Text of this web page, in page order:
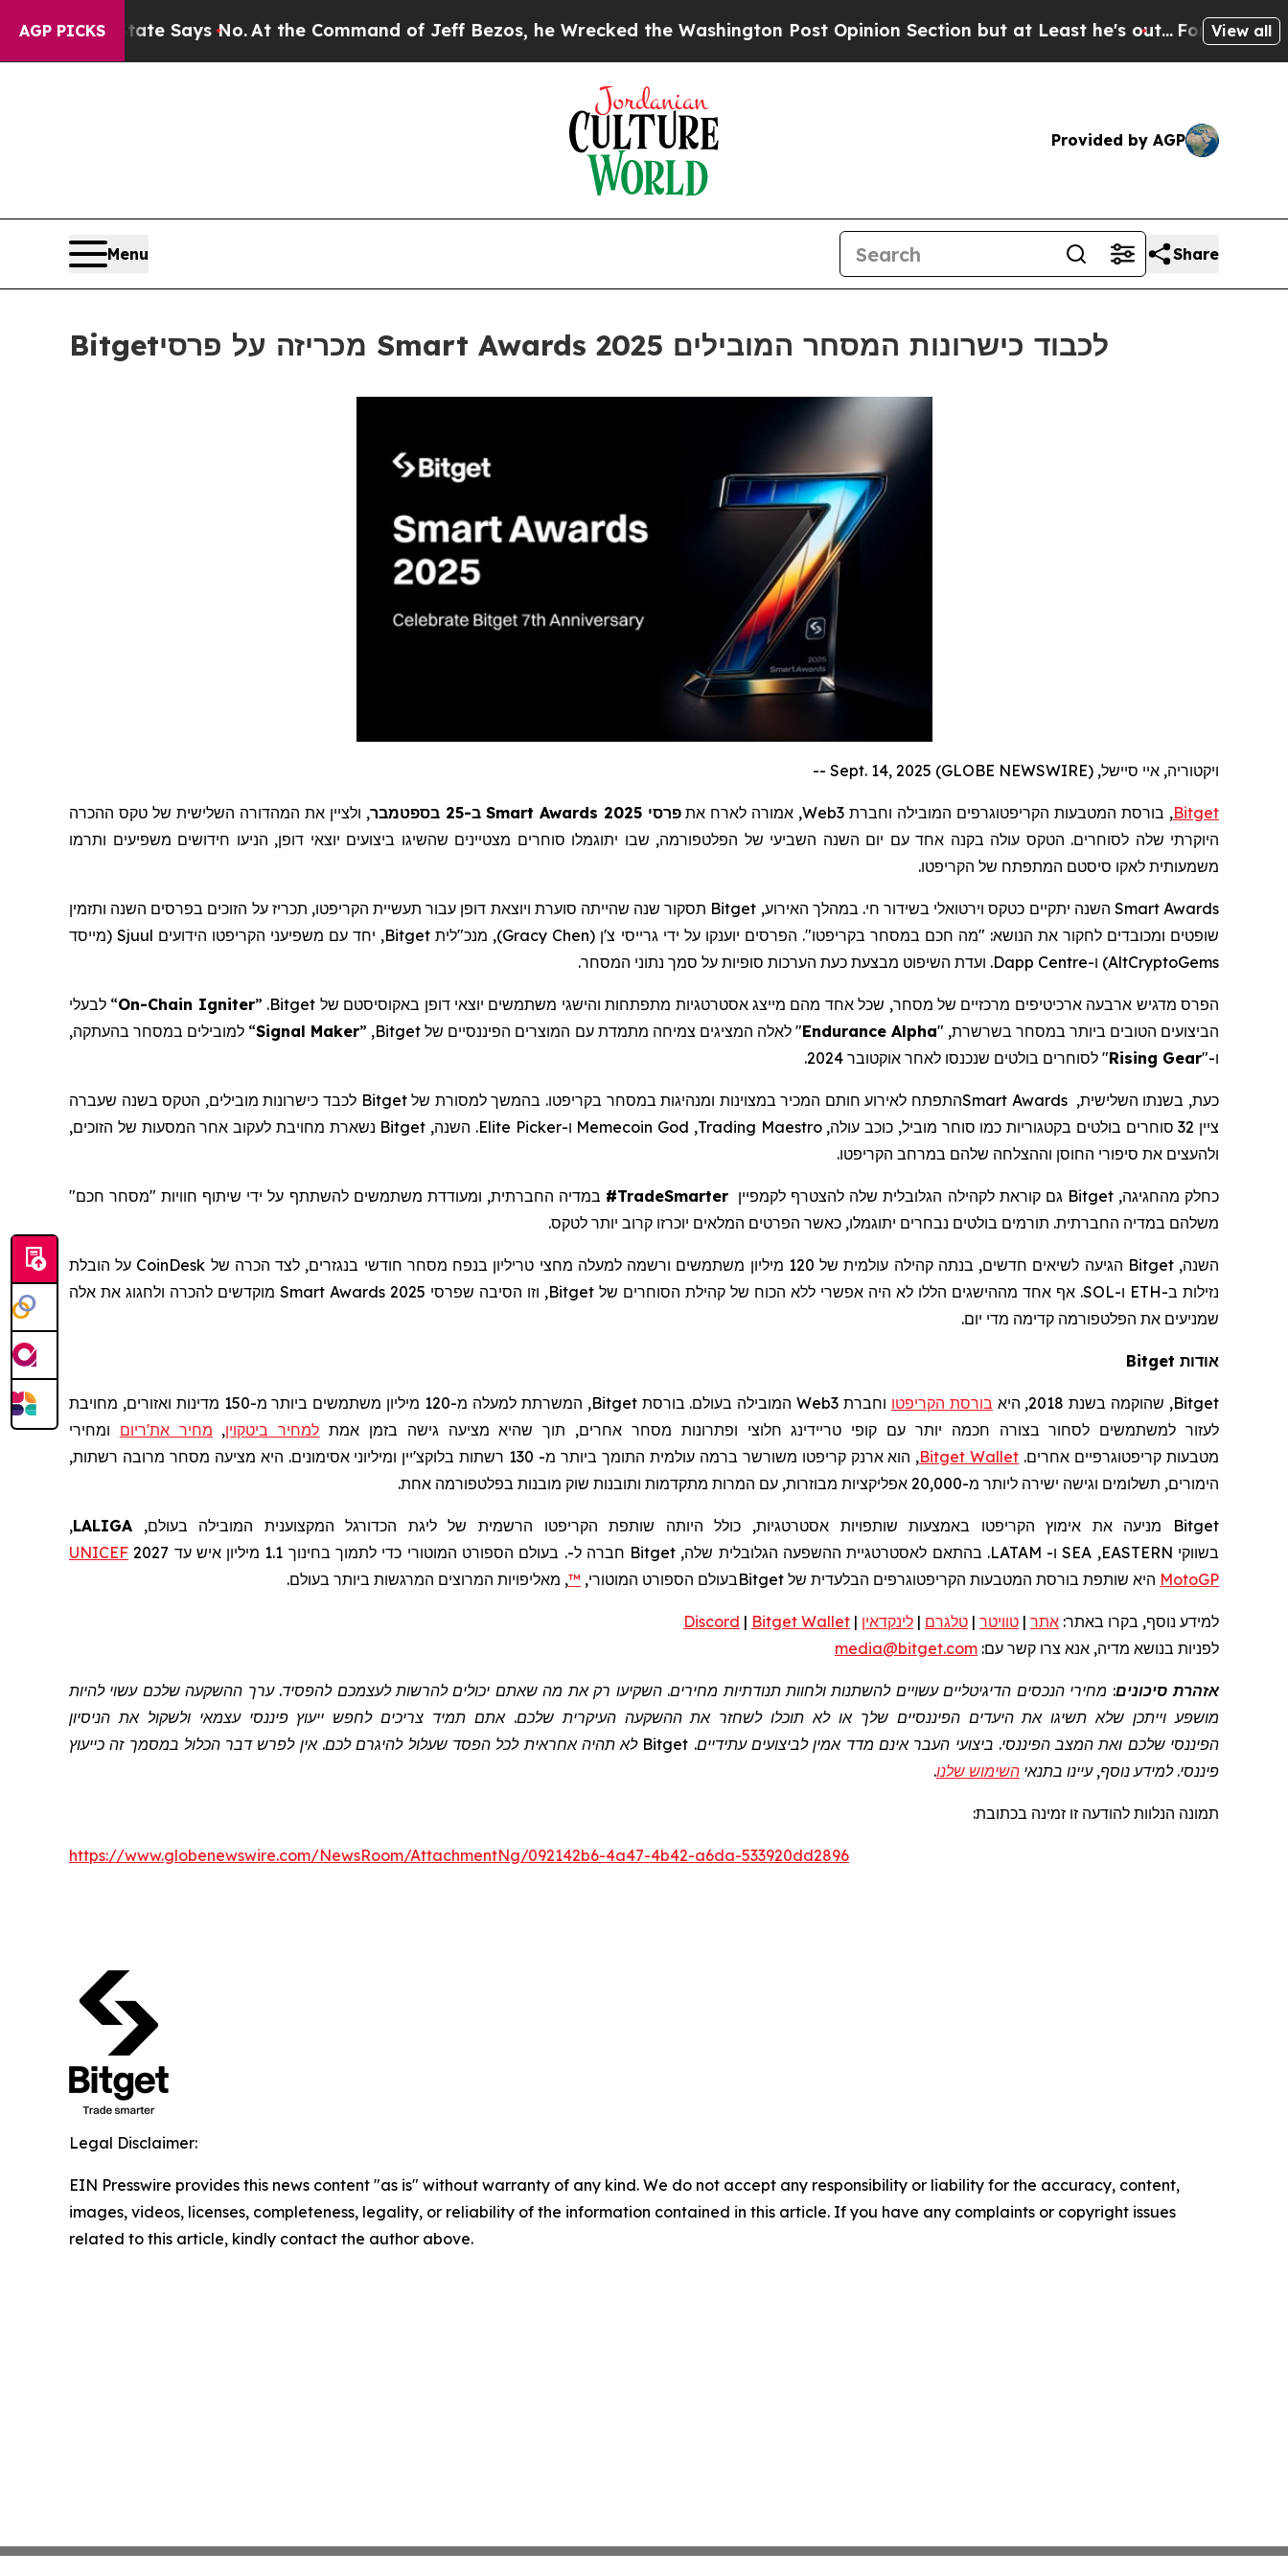
AGP PICKS
State Says No. At the Command of Jeff Bezos, he Wrecked the Washington Post Opinion Section but at Least he's out... For a Grand View all
Provided by AGP
Menu Share
Bitgetמכריזה על פרסי Smart Awards 2025 לכבוד כישרונות המסחר המובילים
ויקטוריה, איי סיישל, Sept. 14, 2025 (GLOBE NEWSWIRE) --
Bitget, בורסת המטבעות הקריפטוגרפים המובילה וחברת Web3
, אמורה לארח אתפרסי Smart Awards 2025 ב-25 בספטמבר
, ולציין את המהדורה השלישית של טקס ההכרה
היוקרתי שלה לסוחרים. הטקס עולה בקנה אחד עם יום השנה השביעי של הפלטפורמה, שבו יתוגמלו סוחרים מצטיינים שהשיגו ביצועים יוצאי דופן, הניעו חידושים משפיעים ותרמו
משמעותית לאקו סיסטם המתפתח של הקריפטו.
Smart Awards השנה יתקיים
כטקס וירטואלי בשידור חי. במהלך האירוע, Bitget תסקור שנה שהייתה סוערת ויוצאת דופן עבור תעשיית הקריפטו, תכריז על הזוכים בפרסים השנה ותזמין
שופטים ומכובדים לחקור את הנושא: "מה חכם במסחר בקריפטו". הפרסים יוענקו על ידי גרייסי צ'ן (
Gracy Chen
)
, מנכ"לית Bitget, יחד עם משפיעני הקריפטו הידועים Sjuul (מייסד
AltCryptoGems) ו-Dapp Centre. ועדת השיפוט מבצעת כעת הערכות סופיות על סמך נתוני המסחר.
הפרס מדגיש ארבעה ארכיטיפים מרכזיים של מסחר, שכל אחד מהם מייצג אסטרטגיות מתפתחות והישגי משתמשים יוצאי דופן באקוסיסטם של Bitget
.
“On-Chain Igniter”
לבעלי
הביצועים הטובים ביותר במסחר בשרשרת, "Endurance Alpha" לאלה המציגים צמיחה מתמדת עם המוצרים הפיננסיים של Bitget
,
“Signal Maker”
למובילים במסחר בהעתקה,
ו-"Rising Gear" לסוחרים בולטים שנכנסו לאחר אוקטובר 2024.
כעת, בשנתו השלישית, Smart Awardsהתפתח לאירוע חותם המכיר במצוינות ומנהיגות במסחר בקריפטו. בהמשך למסורת של Bitget לכבד כישרונות מובילים, הטקס בשנה שעברה
ציין
סוחר מוביל, כוכב עולה,Trading Maestro
,
Memecoin God
ו-Elite Picker. השנה, Bitget נשארת מחויבת לעקוב אחר המסעות של הזוכים,
ולהעצים את סיפורי החוסן וההצלחה שלהם במרחב הקריפטו.
כחלק מהחגיגה, Bitget גם קוראת לקהילה הגלובלית שלה להצטרף לקמפיין #TradeSmarter במדיה החברתית, ומעודדת משתמשים להשתתף על ידי שיתוף חוויות "מסחר חכם"
משלהם במדיה החברתית. תורמים בולטים נבחרים יתוגמלו, כאשר הפרטים המלאים יוכרזו קרוב יותר לטקס.
השנה, Bitget הגיעה לשיאים חדשים, בנתה
קהילה עולמית של 120 מיליון משתמשים ורשמה למעלה מחצי טריליון בנפח מסחר חודשי בנגזרים, לצד הכרה של CoinDesk על הובלת
נזילות ב-ETH ו-
SOL. אף אחד מההישגים הללו לא היה אפשרי ללא הכוח של קהילת הסוחרים של Bitget, וזו הסיבה שפרסי Smart Awards 2025 מוקדשים להכרה ולחגוג את אלה
שמניעים את הפלטפורמה קדימה מדי יום.
אודות Bitget
Bitget, שהוקמה בשנת 2018, היא בורסת הקריפטו וחברת Web3 המובילה בעולם. בורסתBitget
, המשרתת למעלה מ-120 מיליון משתמשים ביותר מ-150 מדינות ואזורים, מחויבת
לעזור למשתמשים לסחור בצורה חכמה יותר עם קופי טריידינג חלוצי ופתרונות מסחר אחרים, תוך שהיא מציעה גישה בזמן אמת למחיר ביטקוין, מחיר את'ריום ומחירי
מטבעות קריפטוגרפיים אחרים.
Bitget Wallet
, הוא ארנק קריפטו משורשר ברמה עולמית התומך ביותר מ- 130 רשתות בלוקצ'יין ומיליוני אסימונים. היא מציעה מסחר מרובה רשתות,
הימורים, תשלומים וגישה ישירה ליותר מ-20,000 אפליקציות מבוזרות, עם המרות מתקדמות ותובנות שוק מובנות בפלטפורמה אחת.
Bitget מניעה את אימוץ הקריפטו באמצעות שותפויות אסטרטגיות, כולל היותה שותפת הקריפטו הרשמית של ליגת הכדורגל המקצוענית המובילה בעולם, LALIGA
,
בשווקי EASTERN
,
SEAו- LATAM. בהתאם לאסטרטגיית ההשפעה הגלובלית שלה, Bitget חברה ל- UNICEF כדי לתמוך בחינוך 1.1 מיליון איש עד 2027 . בעולם הספורט המוטורי
בעולם הספורט המוטורי,Bitget היא שותפת בורסת המטבעות הקריפטוגרפים הבלעדית של MotoGP™ , מאליפויות המרוצים המרגשות ביותר בעולם.
למידע נוסף, בקרו באתר: אתר | טוויטר | טלגרם | לינקדאין |
Discord | Bitget Wallet
לפניות בנושא מדיה, אנא צרו קשר עם: media@bitget.com
אזהרת סיכונים: מחירי הנכסים הדיגיטליים עשויים להשתנות ולחוות תנודתיות מחירים. השקיעו רק את מה שאתם יכולים להרשות לעצמכם להפסיד. ערך ההשקעה שלכם עשוי להיות
מושפע וייתכן שלא תשיגו את היעדים הפיננסיים שלך או לא תוכלו לשחזר את ההשקעה העיקרית שלכם. אתם תמיד צריכים לחפש ייעוץ פיננסי עצמאי ולשקול את הניסיון
הפיננסי שלכם ואת המצב הפיננסי. ביצועי העבר אינם מדד אמין לביצועים עתידיים. Bitget לא תהיה אחראית לכל הפסד שעלול להיגרם לכם. אין לפרש דבר הכלול במסמך זה כייעוץ
פיננסי. למידע נוסף, עיינו בתנאי השימוש שלנו.
תמונה הנלוות להודעה זו זמינה בכתובת:
https://www.globenewswire.com/NewsRoom/AttachmentNg/092142b6-4a47-4b42-a6da-533920dd2896
Legal Disclaimer:
EIN Presswire provides this news content "as is" without warranty of any kind. We do not accept any responsibility or liability for the accuracy, content,
images, videos, licenses, completeness, legality, or reliability of the information contained in this article. If you have any complaints or copyright issues
related to this article, kindly contact the author above.